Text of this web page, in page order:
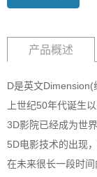
产品概述
D是英文Dimension(
上世纪50年代诞生
3D影院已经成为世
5D电影技术的出现
在未来很长一段时间